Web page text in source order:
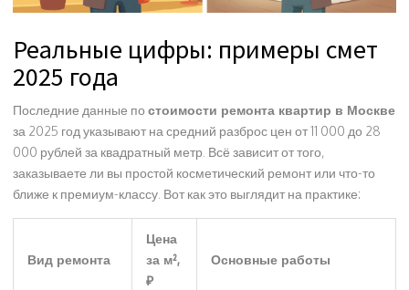
Реальные цифры: примеры смет
2025 года
Последние данные по стоимости ремонта квартир в Москве
за 2025 год указывают на средний разброс цен от 11 000 до 28
000 рублей за квадратный метр. Всё зависит от того,
заказываете ли вы простой косметический ремонт или что-то
ближе к премиум-классу. Вот как это выглядит на практике:
Вид ремонта
Цена
за м²,
₽
Основные работы